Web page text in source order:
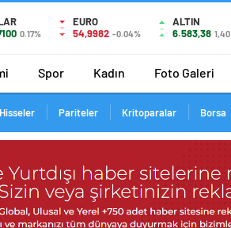
0.17%
EURO
54,9982 -0.04%
ALTIN
6.583,38 1,40
Spor Kadın Foto Galeri
Hisseler Pariteler Kritoparalar Borsa